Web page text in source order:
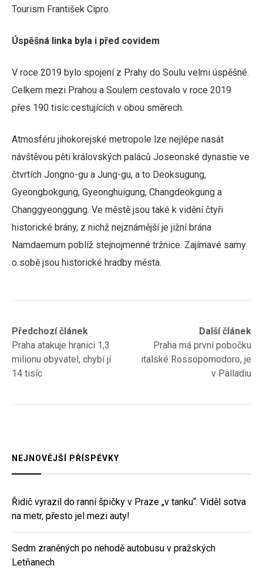
Tourism František Cipro.
Úspěšná linka byla i před covidem
V roce 2019 bylo spojení z Prahy do Soulu velmi úspěšné.
Celkem mezi Prahou a Soulem cestovalo v roce 2019
přes 190 tisíc cestujících v obou směrech.
Atmosféru jihokorejské metropole lze nejlépe nasát
návštěvou pěti královských paláců Joseonské dynastie ve
čtvrtích Jongno-gu a Jung-gu, a to Deoksugung,
Gyeongbokgung, Gyeonghuigung, Changdeokgung a
Changgyeonggung. Ve městě jsou také k vidění čtyři
historické brány, z nichž nejznámější je jižní brána
Namdaemum poblíž stejnojmenné tržnice. Zajímavé samy
o sobě jsou historické hradby města.
Navigace
pro
příspěvek
Předchozí článek
Previous
post:Praha atakuje hranici 1,3
milionu obyvatel, chybí jí
14 tisíc
Další článek
Next
post:
Praha má první pobočku
italské Rossopomodoro, je
v Palladiu
NEJNOVĚJŠÍ PŘÍSPĚVKY
Řidič vyrazil do ranní špičky v Praze „v tanku“: Viděl sotva
na metr, přesto jel mezi auty!
Sedm zraněných po nehodě autobusu v pražských
Letňanech